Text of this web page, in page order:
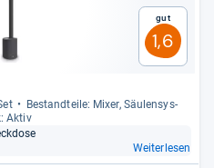
Gut
1,6
Bestand­teile: Mixer, Säu­len­sys­
Aktiv
Weiterlesen